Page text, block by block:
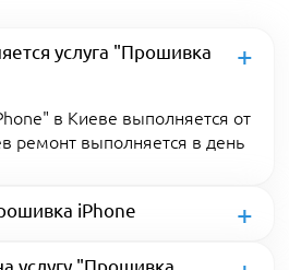
услуга "Прошивка
в Киеве выполняется от
ремонт выполняется в день
iPhone
услугу "Прошивка